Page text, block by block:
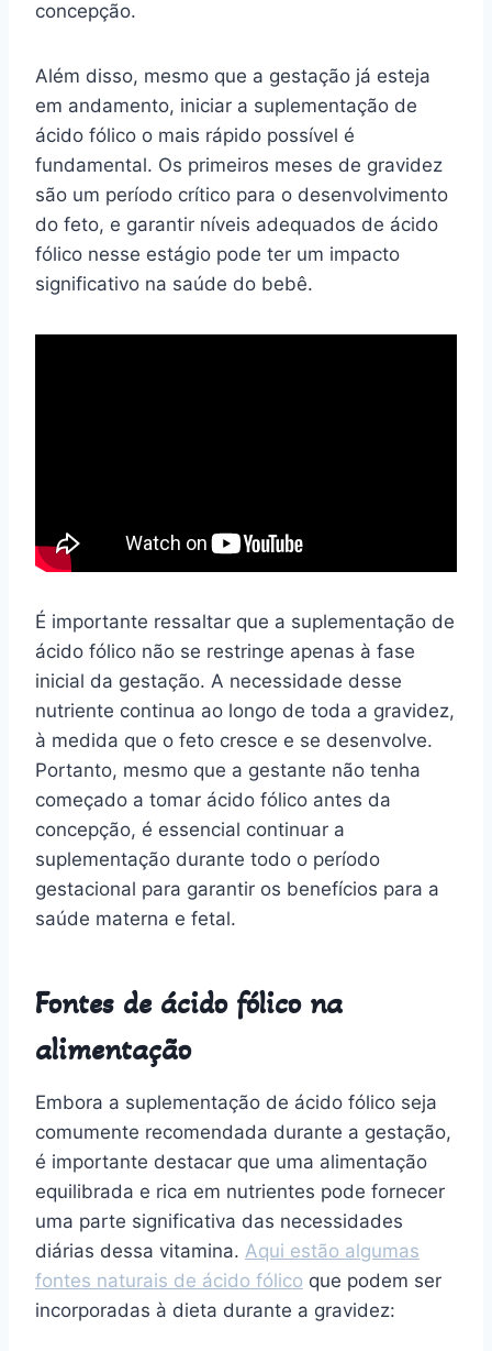
concepção.
Além disso, mesmo que a gestação já esteja
em andamento, iniciar a suplementação de
ácido fólico o mais rápido possível é
fundamental. Os primeiros meses de gravidez
são um período crítico para o desenvolvimento
do feto, e garantir níveis adequados de ácido
fólico nesse estágio pode ter um impacto
significativo na saúde do bebê.
É importante ressaltar que a suplementação de
ácido fólico não se restringe apenas à fase
inicial da gestação. A necessidade desse
nutriente continua ao longo de toda a gravidez,
à medida que o feto cresce e se desenvolve.
Portanto, mesmo que a gestante não tenha
começado a tomar ácido fólico antes da
concepção, é essencial continuar a
suplementação durante todo o período
gestacional para garantir os benefícios para a
saúde materna e fetal.
Fontes de ácido fólico na
alimentação
Embora a suplementação de ácido fólico seja
comumente recomendada durante a gestação,
é importante destacar que uma alimentação
equilibrada e rica em nutrientes pode fornecer
uma parte significativa das necessidades
diárias dessa vitamina. Aqui estão algumas
fontes naturais de ácido fólico que podem ser
incorporadas à dieta durante a gravidez: